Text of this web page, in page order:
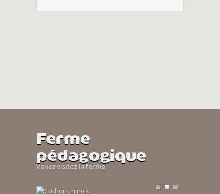
Ferme
pédagogique
Venez visitez la ferme